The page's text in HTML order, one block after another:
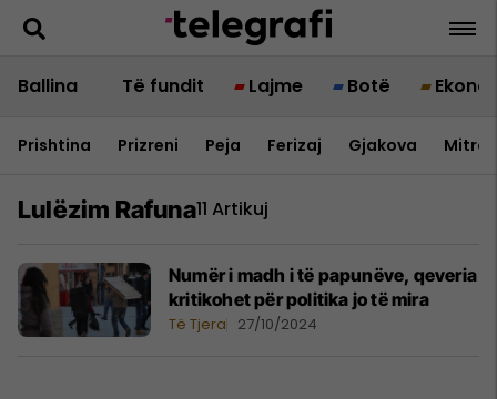
Ballina Të fundit Lajme Botë
Prishtina Prizreni Peja Ferizaj Gjakova
Lulëzim Rafuna11 Artikuj
​Numër i madh i të papunëve, qeveria
kritikohet për politika jo të mira
Të Tjera 27/10/2024